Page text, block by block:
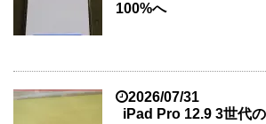
100%へ
2026/07/31
iPad Pro 12.9 3世代